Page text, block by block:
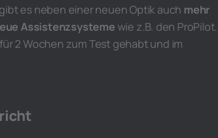
es neben einer neuen Optik auch mehr
Assistenzsysteme wie z.B. den ProPilot.
2 Wochen zum Test gehabt und im